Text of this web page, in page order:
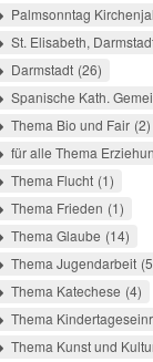
Palmsonntag
St. Elisabeth,
Darmstadt 26
Spanische Kath.
Thema Bio und Fair 2
für alle Thema
Thema Flucht 1
Thema Frieden 1
Thema Glaube 14
Thema Jugendarbeit 5
Thema Katechese 4
Thema
Thema Kunst und